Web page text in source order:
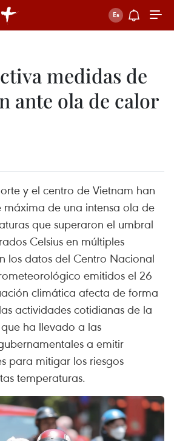
medidas de
ante ola de calor
y el centro de Vietnam han
máxima de una intensa ola de
que superaron el umbral
Celsius en múltiples
los datos del Centro Nacional
emitidos el 26
climática afecta de forma
actividades cotidianas de la
ha llevado a las
a emitir
para mitigar los riesgos
temperaturas.